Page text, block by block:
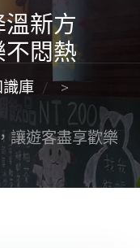
新方
悶熱
庫
>
讓遊客盡享歡樂